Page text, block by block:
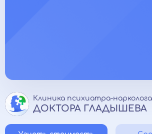
Клиника психиатра-нарколога
ДОКТОРА ГЛАДЫШЕВА